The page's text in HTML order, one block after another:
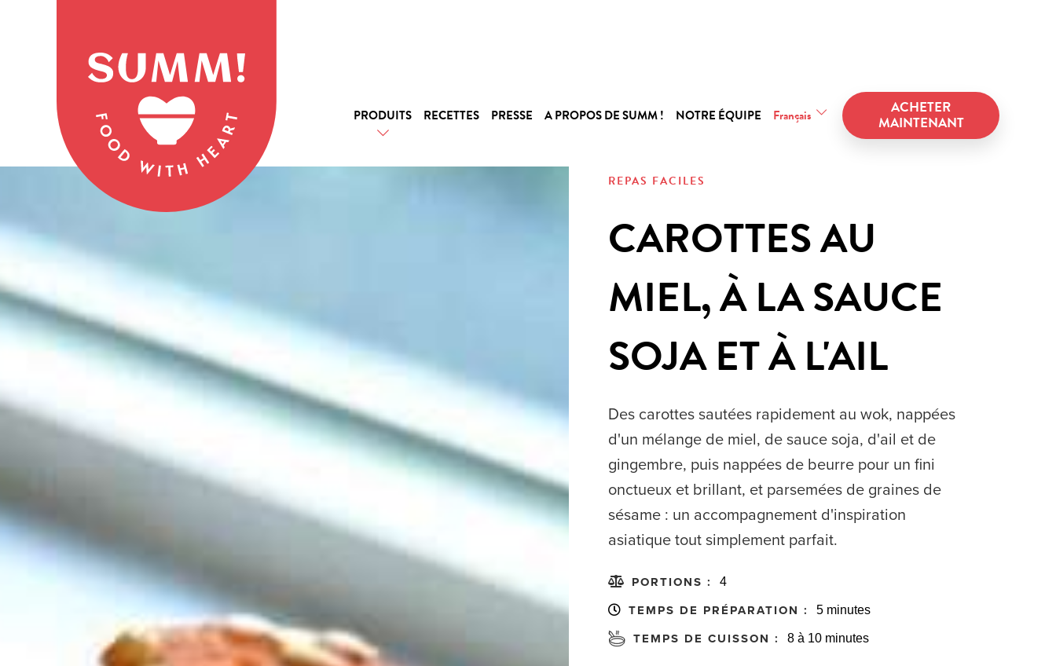
PRODUITS RECETTES PRESSE A PROPOS DE SUMM ! NOTRE ÉQUIPE Français
ACHETER
MAINTENANT
REPAS FACILES
CAROTTES AU
MIEL, À LA SAUCE
SOJA ET À L'AIL
Des carottes sautées rapidement au wok, nappées
d'un mélange de miel, de sauce soja, d'ail et de
gingembre, puis nappées de beurre pour un fini
onctueux et brillant, et parsemées de graines de
sésame : un accompagnement d'inspiration
asiatique tout simplement parfait.
PORTIONS : 4
TEMPS DE PRÉPARATION : 5 minutes
TEMPS DE CUISSON : 8 à 10 minutes